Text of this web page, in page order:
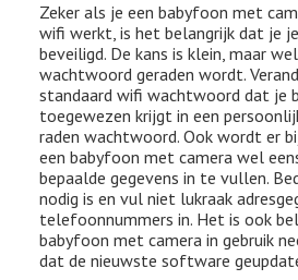
Zeker als je een babyfoon met
wifi werkt, is het belangrijk dat je
beveiligd. De kans is klein, maar
wachtwoord geraden wordt.
standaard wifi wachtwoord dat je
toegewezen krijgt in een
raden wachtwoord. Ook wordt er
een babyfoon met camera wel
bepaalde gegevens in te vullen.
nodig is en vul niet lukraak
telefoonnummers in. Het is ook
babyfoon met camera in gebruik
dat de nieuwste software